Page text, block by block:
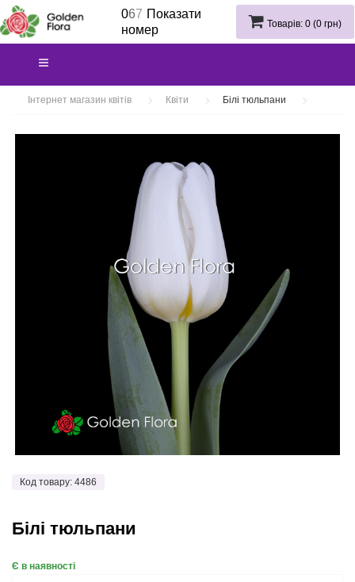
067 Показати
номер
Товарів: 0 (0 грн)
Інтернет магазин квітів Квіти Білі тюльпани
Код товару: 4486
Білі тюльпани
Є в наявності